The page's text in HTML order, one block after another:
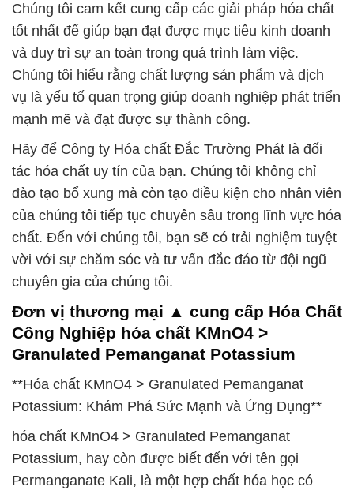
Chúng tôi cam kết cung cấp các giải pháp hóa chất
tốt nhất để giúp bạn đạt được mục tiêu kinh doanh
và duy trì sự an toàn trong quá trình làm việc.
Chúng tôi hiểu rằng chất lượng sản phẩm và dịch
vụ là yếu tố quan trọng giúp doanh nghiệp phát triển
mạnh mẽ và đạt được sự thành công.
Hãy để Công ty Hóa chất Đắc Trường Phát là đối
tác hóa chất uy tín của bạn. Chúng tôi không chỉ
đào tạo bổ xung mà còn tạo điều kiện cho nhân viên
của chúng tôi tiếp tục chuyên sâu trong lĩnh vực hóa
chất. Đến với chúng tôi, bạn sẽ có trải nghiệm tuyệt
vời với sự chăm sóc và tư vấn đắc đáo từ đội ngũ
chuyên gia của chúng tôi.
Đơn vị thương mại ▲ cung cấp Hóa Chất
Công Nghiệp hóa chất KMnO4 >
Granulated Pemanganat Potassium
**Hóa chất KMnO4 > Granulated Pemanganat
Potassium: Khám Phá Sức Mạnh và Ứng Dụng**
hóa chất KMnO4 > Granulated Pemanganat
Potassium, hay còn được biết đến với tên gọi
Permanganate Kali, là một hợp chất hóa học có